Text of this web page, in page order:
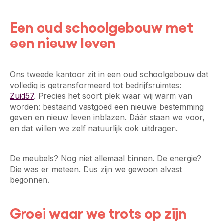
Een oud schoolgebouw met
een nieuw leven
Ons tweede kantoor zit in een oud schoolgebouw dat
volledig is getransformeerd tot bedrijfsruimtes:
Zuid57. Precies het soort plek waar wij warm van
worden: bestaand vastgoed een nieuwe bestemming
geven en nieuw leven inblazen. Dáár staan we voor,
en dat willen we zelf natuurlijk ook uitdragen.
De meubels? Nog niet allemaal binnen. De energie?
Die was er meteen. Dus zijn we gewoon alvast
begonnen.
Groei waar we trots op zijn